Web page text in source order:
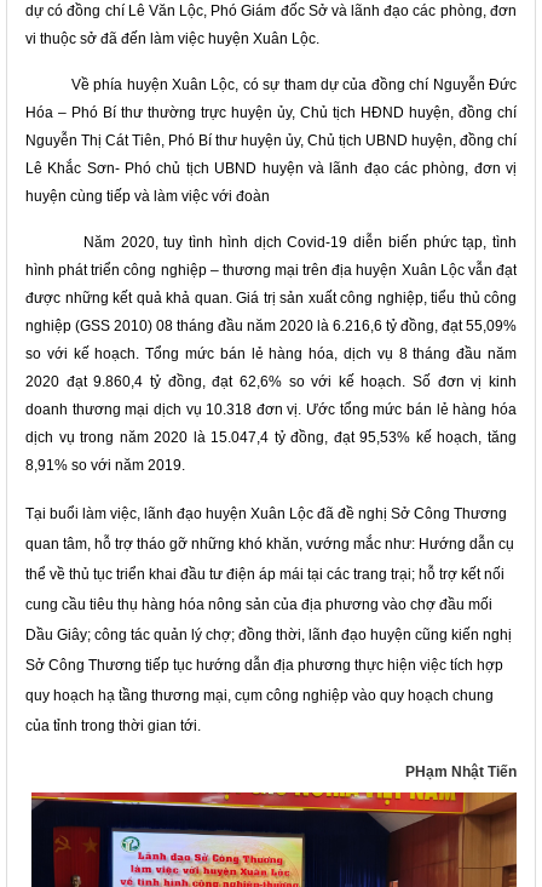
dự có đồng chí Lê Văn Lộc, Phó Giám đốc Sở và lãnh đạo các phòng, đơn
vi thuộc sở đã đến làm việc huyện Xuân Lộc.
Về phía huyện Xuân Lộc cósự tham dự của đồng chí Nguyễn Đức
Hóa – Phó Bí thư thường trực huyện ủy, Chủ tịch HĐND huyện, đồng chí
Nguyễn Thị Cát Tiên, Phó Bí thư huyện ủy, Chủ tịch UBND huyện, đồng chí
Lê Khắc Sơn- Phó chủ tịch UBND huyện và lãnh đạo các phòng, đơn vị
huyện cùng tiếp và làm việc với đoàn
Năm 2020, tuy tình hình dịch Covid-19 diễn biến phức tạp , tình
hình phát triển công nghiệp – thương mạitrên địa huyện Xuân Lộc vẫn đạt
được những kết quả khả quan Giá trị sản xuất công nghiệp, tiểu thủ công
nghiệp (GSS 2010) 08 tháng đầu năm 2020 là 6.216,6 tỷ đồng, đạt 55,09%
so với kế hoạch
.Tổng mức bán lẻ hàng hóa, dịch vụ 8 tháng đầu năm
2020 đạt 9.860,4 tỷ đồng, đạt 62,6% so với kế hoạch. Số đơn vị kinh
doanh thương mại dịch vụ 10.318 đơn vị. Ước tổng mức bán lẻ hàng hóa
dịch vụ trong năm 2020 là 15.047,4 tỷ đồng, đạt 95,53% kế hoạch, tăng
8,91% so với năm 2019.
Tại buổi làm việc, lãnh đạo huyện Xuân Lộc đã đề nghị Sở Công Thương
quan tâm, hỗ trợ tháo gỡ những khó khăn, vướng mắc như: Hướng dẫn cụ
thể về thủ tục triển khai đầu tư điện áp mái tại các trang trại; hỗ trợ kết nối
cung cầu tiêu thụ hàng hóa nông sản của địa phương vào chợ đầu mối
Dầu Giây; công tác quản lý chợ; đồng thời, lãnh đạo huyện cũng kiến nghị
Sở Công Thương tiếp tục hướng dẫn địa phương thực hiện việc tích hợp
quy hoạch hạ tầng thương mại, cụm công nghiệp vào quy hoạch chung
của tỉnh trong thời gian tới.
PHạm Nhật Tiến